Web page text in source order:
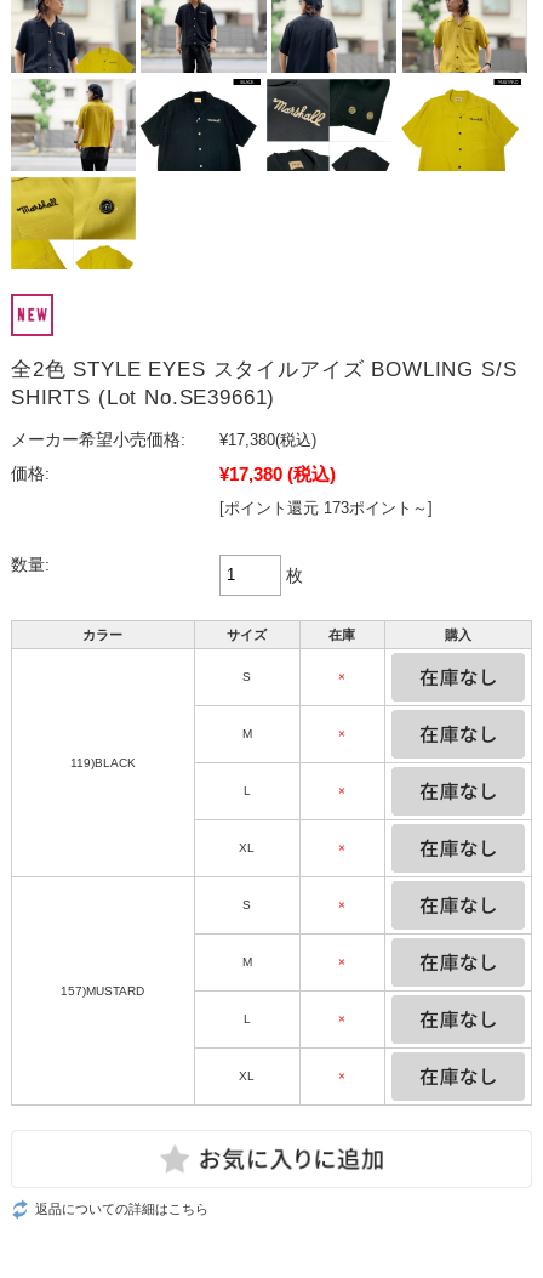
全2色 STYLE EYES スタイルアイズ BOWLING S/S
SHIRTS (Lot No.SE39661)
メーカー希望小売価格: ¥17,380(税込)
価格:
¥17,380 (税込)
[ポイント還元 173ポイント～]
数量:
枚
カラー サイズ 在庫 購入
119)BLACK
S ×
M ×
L ×
XL ×
157)MUSTARD
S ×
M ×
L ×
XL ×
返品についての詳細はこちら